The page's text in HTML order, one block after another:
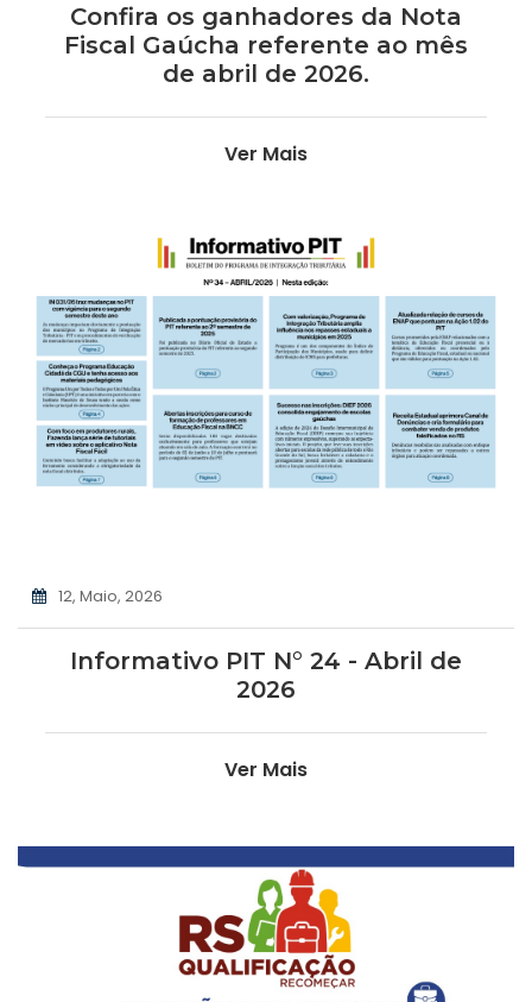
Confira os ganhadores da Nota
Fiscal Gaúcha referente ao mês
de abril de 2026.
Ver Mais
12, Maio, 2026
Informativo PIT N° 24 - Abril de
2026
Ver Mais